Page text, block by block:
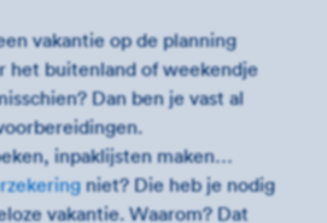
vakantie op de planning
het buitenland of weekendje
Dan ben je vast al
inpaklijsten maken…
niet? Die heb je nodig
vakantie. Waarom? Dat